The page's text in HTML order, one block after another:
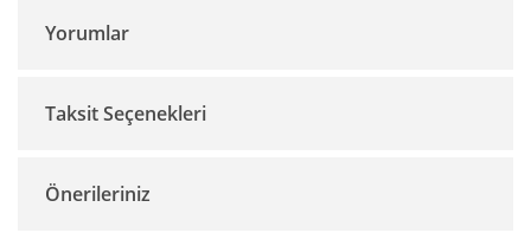
Yorumlar
Bu ürüne ilk yorumu siz yapın!
Taksit Seçenekleri
Önerileriniz